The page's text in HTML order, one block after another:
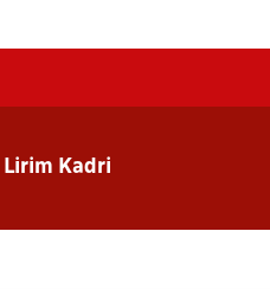
Lirim Kadri